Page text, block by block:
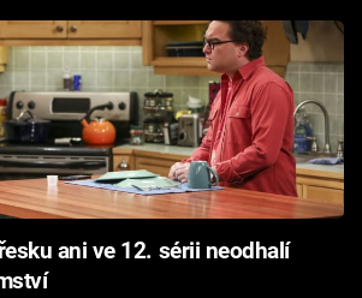
ani ve 12. sérii neodhalí